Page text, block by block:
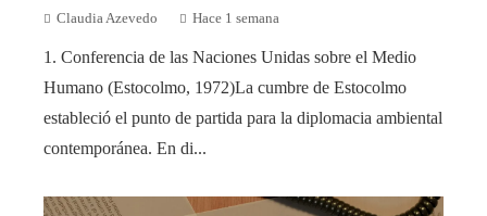
Claudia Azevedo Hace 1 semana
1. Conferencia de las Naciones Unidas sobre el Medio
Humano (Estocolmo, 1972)La cumbre de Estocolmo
estableció el punto de partida para la diplomacia ambiental
contemporánea. En di...